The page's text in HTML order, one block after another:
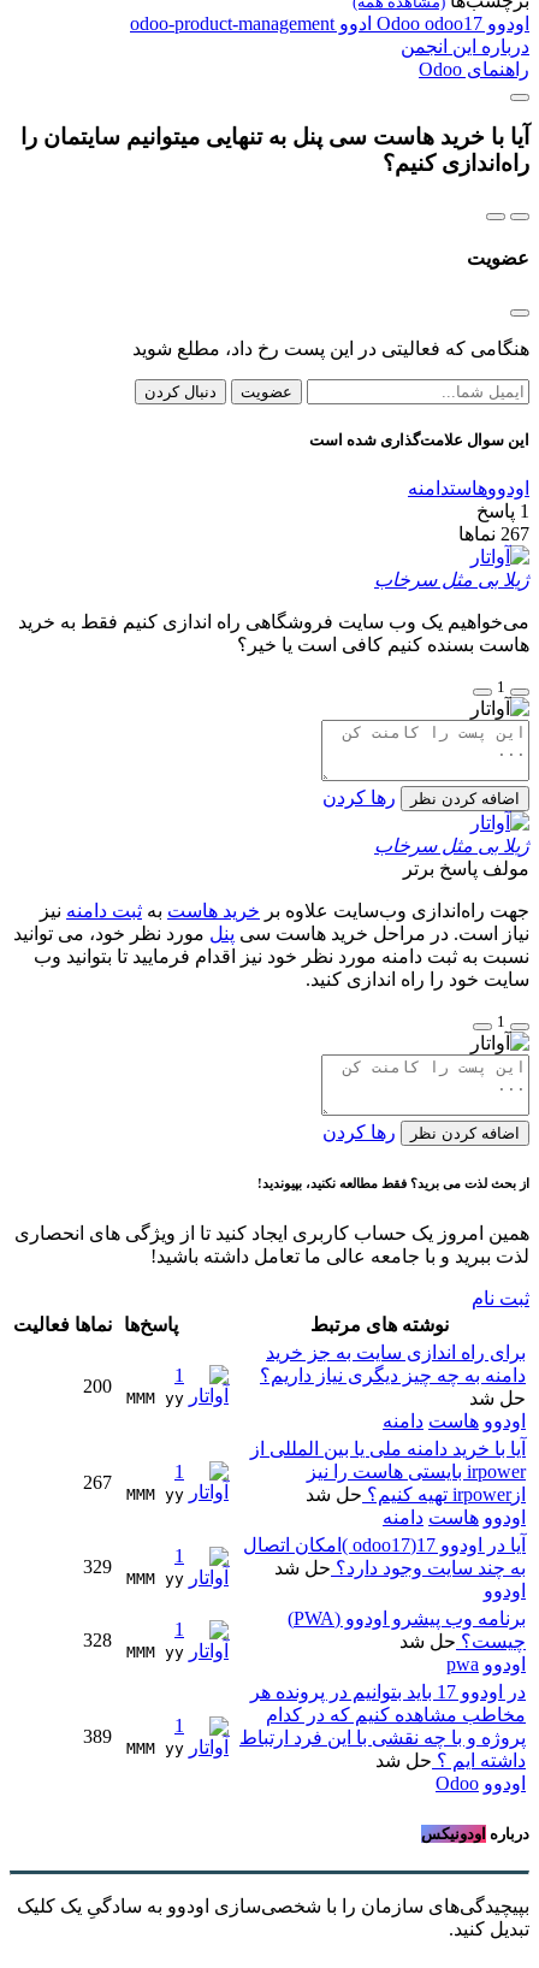
اودوو Odoo odoo17 ادوو odoo-product-management
درباره این انجمن
راهنمای Odoo
آیا با خرید هاست سی پنل به تنهایی میتوانیم سایتمان را
راه‌اندازی کنیم؟
عضویت
هنگامی که فعالیتی در این پست رخ داد، مطلع شوید
عضویت دنبال کردن
این سوال علامت‌گذاری شده است
اودووهاستدامنه
1 پاسخ
267 نماها
ژیلا بی مثل سرخاب
می‌خواهیم یک وب سایت فروشگاهی راه اندازی کنیم فقط به خرید
هاست بسنده کنیم کافی است یا خیر؟
1
اضافه کردن نظر رها کردن
ژیلا بی مثل سرخاب
مولف پاسخ برتر
جهت راه‌اندازی وب‌سایت علاوه بر خرید هاست به ثبت دامنه نیز
نیاز است. در مراحل خرید هاست سی پنل مورد نظر خود، می توانید
نسبت به ثبت دامنه مورد نظر خود نیز اقدام فرمایید تا بتوانید وب
سایت خود را راه اندازی کنید.
1
اضافه کردن نظر رها کردن
از بحث لذت می برید؟ فقط مطالعه نکنید، بپیوندید!
همین امروز یک حساب کاربری ایجاد کنید تا از ویژگی های انحصاری
لذت ببرید و با جامعه عالی ما تعامل داشته باشید!
ثبت نام
نوشته های مرتبط
پاسخ‌ها نماها فعالیت
برای راه اندازی سایت به جز خرید
دامنه به چه چیز دیگری نیاز داریم؟
حل شد
اودوو هاست دامنه
1
MMM yy
200
آیا با خرید دامنه ملی یا بین المللی از
irpower بایستی هاست را نیز
ازirpower تهیه کنیم؟
حل شد
اودوو هاست دامنه
1
MMM yy
267
آیا در اودوو 17(odoo17 )امکان اتصال
به چند سایت وجود دارد؟ حل شد
اودوو
1
MMM yy
329
برنامه وب پیشرو اودوو (PWA)
چیست؟ حل شد
اودوو pwa
1
MMM yy
328
در اودوو 17 باید بتوانیم در پرونده هر
مخاطب مشاهده کنیم که در کدام
پروژه و با چه نقشی با این فرد ارتباط
داشته ایم ؟ حل شد
اودوو Odoo
1
MMM yy
389
درباره اودونیکس
بپیچیدگی‌های سازمان را با شخصی‌سازی اودوو به سادگیِ یک کلیک
تبدیل کنید.